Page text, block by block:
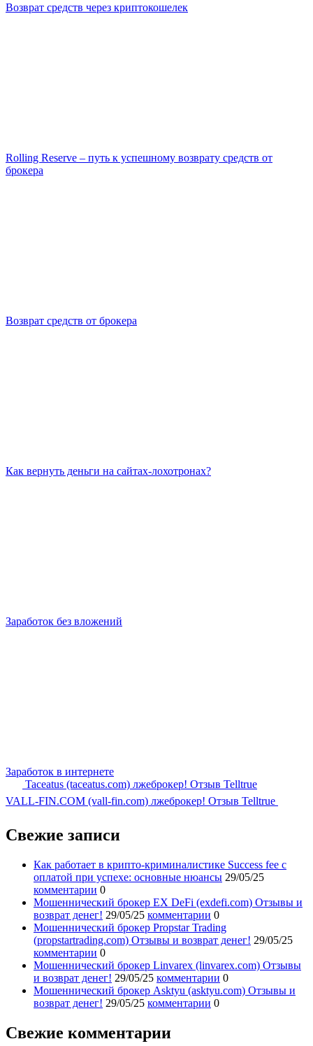
Возврат средств через криптокошелек
Rolling Reserve – путь к успешному возврату средств от
брокера
Возврат средств от брокера
Как вернуть деньги на сайтах-лохотронах?
Заработок без вложений
Заработок в интернете
Taceatus (taceatus.com) лжеброкер! Отзыв Telltrue
VALL-FIN.COM (vall-fin.com) лжеброкер! Отзыв Telltrue
Свежие записи
Как работает в крипто-криминалистике Success fee с
оплатой при успехе: основные нюансы 29/05/25
комментарии 0
Мошеннический брокер EX DeFi (exdefi.com) Отзывы и
возврат денег! 29/05/25 комментарии 0
Мошеннический брокер Propstar Trading
(propstartrading.com) Отзывы и возврат денег! 29/05/25
комментарии 0
Мошеннический брокер Linvarex (linvarex.com) Отзывы
и возврат денег! 29/05/25 комментарии 0
Мошеннический брокер Asktyu (asktyu.com) Отзывы и
возврат денег! 29/05/25 комментарии 0
Свежие комментарии